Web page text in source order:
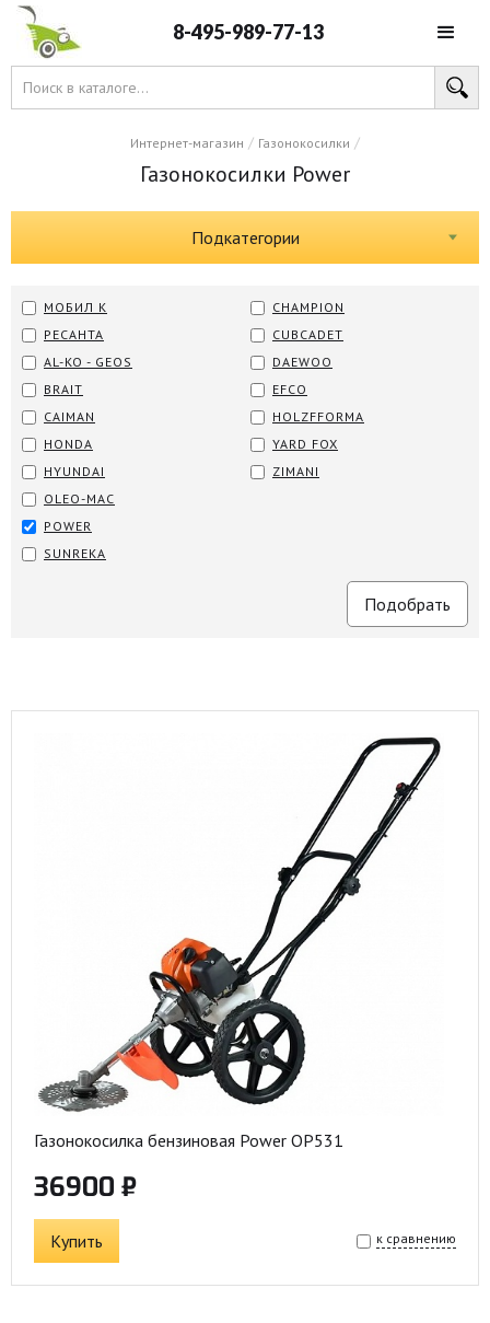
8-495-989-77-13
Интернет-магазин / Газонокосилки /
Газонокосилки Power
Подкатегории
МОБИЛ К
РЕСАНТА
AL-KO - GEOS
BRAIT
CAIMAN
CHAMPION
CUBCADET
DAEWOO
EFCO
HOLZFFORMA
HONDA
HYUNDAI
OLEO-MAC
POWER
SUNREKA
YARD FOX
ZIMANI
Газонокосилка бензиновая Power OP531
36900 ₽
Купить к сравнению